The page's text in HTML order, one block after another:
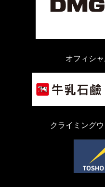
オフィシ
クライミング